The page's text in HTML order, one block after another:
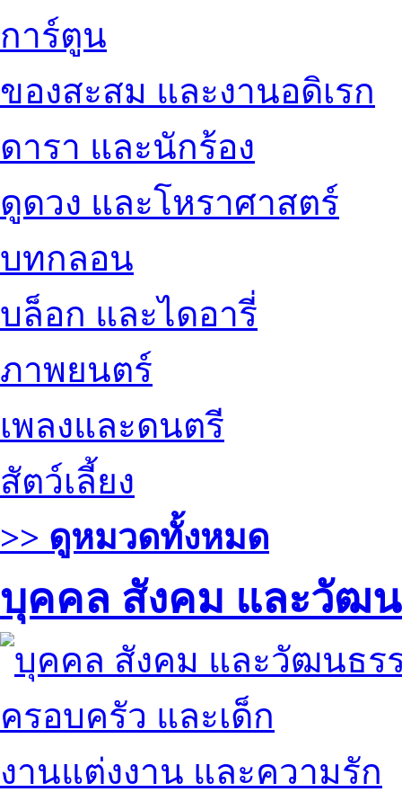
การ์ตูน
ของสะสม และงานอดิเรก
ดารา และนักร้อง
ดูดวง และโหราศาสตร์
บทกลอน
บล็อก และไดอารี่
ภาพยนตร์
เพลงและดนตรี
สัตว์เลี้ยง
>> ดูหมวดทั้งหมด
บุคคล สังคม และวัฒ
ครอบครัว และเด็ก
งานแต่งงาน และความรัก